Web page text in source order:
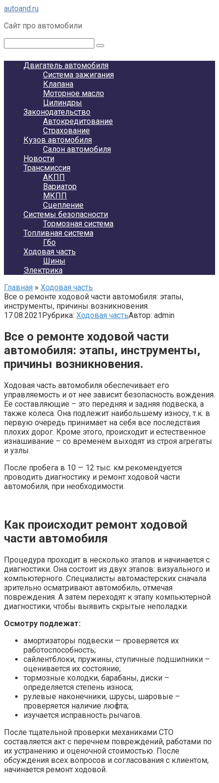
Перейти
контенту
autoand.ru
Сайт про автомобили
Двигатель автомобиля
Система зажигания
Клапана
Моторное масло
Цилиндры
Законодательство
Автокредитование
Страхование
Кузов автомобиля
Салон автомобиля
Новости
Трансмиссия
АКПП
Вариатор
МКПП
Сцепление
Системы безопасности
Тормозная система
Топливная система
Гбо
Ходовая часть
Шины
Электрика
Главная » Ходовая часть
Все о ремонте ходовой части автомобиля: этапы,
инструменты, причины возникновения.
17.08.2021Рубрика: Ходовая частьАвтор: admin
Все о ремонте ходовой части
автомобиля: этапы, инструменты,
причины возникновения.
Ходовая часть автомобиля обеспечивает его
управляемость и от нее зависит безопасность вождения.
Ее составляющие – это передняя и задняя подвеска, а
также колеса. Она подлежит наибольшему износу, т.к. в
первую очередь принимает на себя все последствия
плохих дорог. Кроме этого, происходит и естественное
изнашивание – со временем выходят из строя агрегаты
и узлы.
После пробега в 10 — 12 тыс. км рекомендуется
проводить диагностику и ремонт ходовой части
автомобиля, при необходимости.
Как происходит ремонт ходовой
части автомобиля
Процедура проходит в несколько этапов и начинается с
диагностики. Она состоит из двух этапов: визуального и
компьютерного. Специалисты автомастерских сначала
зрительно осматривают автомобиль, отмечая
повреждения. А затем переходят к этапу компьютерной
диагностики, чтобы выявить скрытые неполадки.
Осмотру подлежат:
амортизаторы подвески — проверяется их
работоспособность;
сайлентблоки, пружины, ступичные подшипники –
оценивается их состояние;
тормозные колодки, барабаны, диски –
определяется степень износа;
рулевые наконечники, шрусы, шаровые –
проверяется наличие люфта;
изучается исправность рычагов.
После тщательной проверки механиками СТО
составляется акт с перечнем повреждений, работами по
их устранению и оценочной стоимостью. После
обсуждения всех вопросов и согласования с клиентом,
начинается ремонт ходовой.